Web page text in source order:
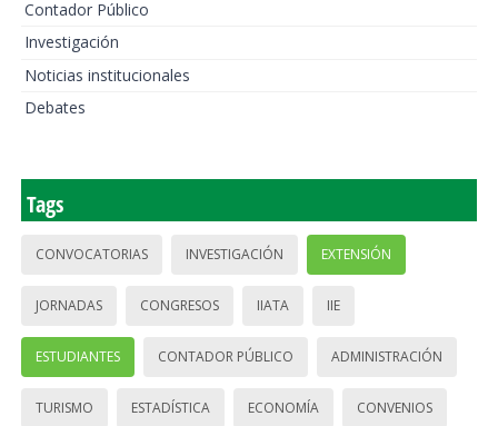
Contador Público
Investigación
Noticias institucionales
Debates
Tags
CONVOCATORIAS INVESTIGACIÓN EXTENSIÓN
JORNADAS CONGRESOS IIATA IIE
ESTUDIANTES CONTADOR PÚBLICO ADMINISTRACIÓN
TURISMO ESTADÍSTICA ECONOMÍA CONVENIOS